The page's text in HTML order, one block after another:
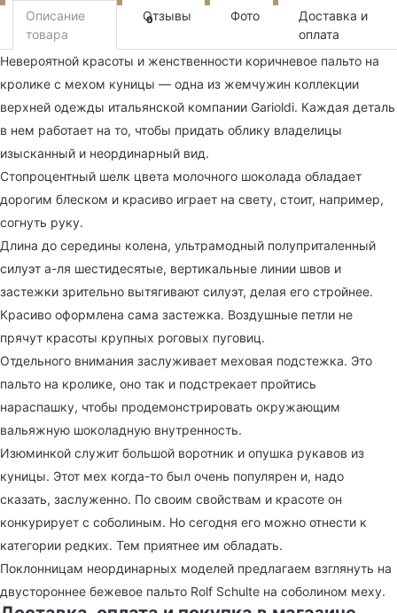
Описание
товара
Отзывы
0 Фото
Доставка и
оплата
Невероятной красоты и женственности коричневое пальто на
кролике с мехом куницы — одна из жемчужин коллекции
верхней одежды итальянской компании Garioldi. Каждая деталь
в нем работает на то, чтобы придать облику владелицы
изысканный и неординарный вид.
Стопроцентный шелк цвета молочного шоколада обладает
дорогим блеском и красиво играет на свету, стоит, например,
согнуть руку.
Длина до середины колена, ультрамодный полуприталенный
силуэт а-ля шестидесятые, вертикальные линии швов и
застежки зрительно вытягивают силуэт, делая его стройнее.
Красиво оформлена сама застежка. Воздушные петли не
прячут красоты крупных роговых пуговиц.
Отдельного внимания заслуживает меховая подстежка. Это
пальто на кролике, оно так и подстрекает пройтись
нараспашку, чтобы продемонстрировать окружающим
вальяжную шоколадную внутренность.
Изюминкой служит большой воротник и опушка рукавов из
куницы. Этот мех когда-то был очень популярен и, надо
сказать, заслуженно. По своим свойствам и красоте он
конкурирует с соболиным. Но сегодня его можно отнести к
категории редких. Тем приятнее им обладать.
Поклонницам неординарных моделей предлагаем взглянуть на
двустороннее бежевое пальто Rolf Schulte на соболином меху.